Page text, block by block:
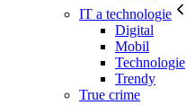
IT a technologie
Digital
Mobil
Technologie
Trendy
True crime